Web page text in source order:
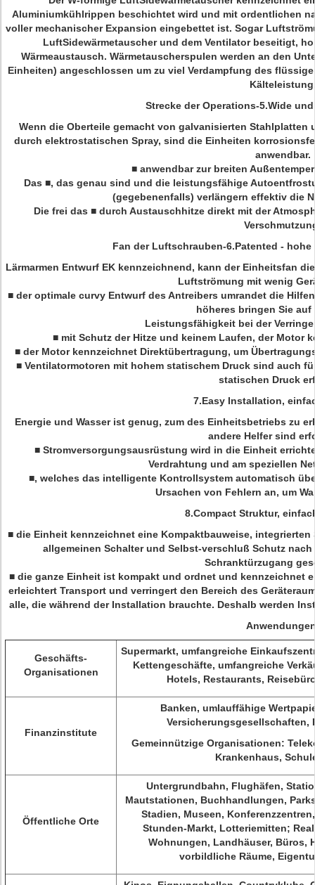
Aluminiumkühlrippen beschichtet wird und mit ordentlichen
voller mechanischer Expansion eingebettet ist. Sogar
LuftSidewärmetauscher und dem Ventilator beseitigt,
Wärmeaustausch. Wärmetauscherspulen werden an den
Einheiten) angeschlossen um zu viel Verdampfung des
Strecke der Operations-5.Wide
Wenn die Oberteile gemacht von galvanisierten
durch elektrostatischen Spray, sind die Einheiten
anwendbar.
■ anwendbar zur breiten
Das ■, das genau sind und die leistungsfähige
(gegebenenfalls) verlängern effektiv die
Die frei das ■ durch Austauschhitze direkt mit der
Fan der Luftschrauben-6.Patented -
Lärmarmen Entwurf EK kennzeichnend, kann der Einheitsfan
Luftströmung mit wenig
■ der optimale curvy Entwurf des Antreibers umrandet die
höheres bringen Sie auf
Leistungsfähigkeit bei der
■ mit Schutz der Hitze und keinem Laufen, der Motor
■ der Motor kennzeichnet Direktübertragung, um
■ Ventilatormotoren mit hohem statischem Druck sind auch
statischen Druck
7.Easy Installation,
Energie und Wasser ist genug, zum des Einheitsbetriebs zu
andere Helfer sind
■ Stromversorgungsausrüstung wird in die Einheit
Verdrahtung und am speziellen
■, welches das intelligente Kontrollsystem automatisch
Ursachen von Fehlern an, um
8.Compact Struktur,
■ die Einheit kennzeichnet eine Kompaktbauweise,
allgemeinen Schalter und Selbst-verschluß Schutz
Schranktürzugang
■ die ganze Einheit ist kompakt und ordnet und kennzeichnet
erleichtert Transport und verringert den Bereich des
alle, die während der Installation brauchte. Deshalb werden
Geschäfts-
Organisationen
Supermarkt, umfangreiche
Kettengeschäfte, umfangreiche
Hotels, Restaurants,
Finanzinstitute
Banken, umlauffähige
Versicherungsgesellschaften,
Gemeinnützige Organisationen:
Krankenhaus,
Öffentliche Orte
Untergrundbahn, Flughäfen,
Mautstationen, Buchhandlungen,
Stadien, Museen,
Stunden-Markt, Lotteriemitten;
Wohnungen, Landhäuser, Büros,
vorbildliche Räume,